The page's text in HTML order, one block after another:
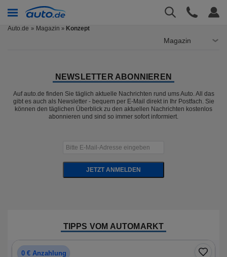
Auto.de Magazin » Konzept
Magazin
NEWSLETTER ABONNIEREN
Auf auto.de finden Sie täglich aktuelle Nachrichten rund ums Auto. All das
gibt es auch als Newsletter - bequem per E-Mail direkt in Ihr Postfach. Sie
können den täglichen Überblick zu den aktuellen Nachrichten kostenlos
abonnieren und sind so immer sofort informiert.
JETZT ANMELDEN
TIPPS VOM AUTOMARKT
0 € Anzahlung